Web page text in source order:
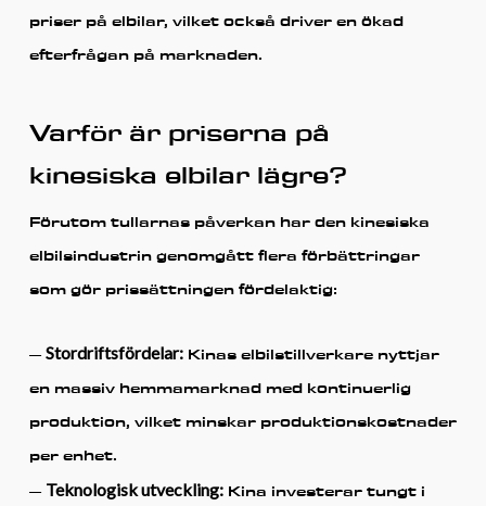
priser på elbilar, vilket också driver en ökad
efterfrågan på marknaden.
Varför är priserna på
kinesiska elbilar lägre?
Förutom tullarnas påverkan har den kinesiska
elbilsindustrin genomgått flera förbättringar
som gör prissättningen fördelaktig:
– Stordriftsfördelar:Kinas elbilstillverkare nyttjar
en massiv hemmamarknad med kontinuerlig
produktion, vilket minskar produktionskostnader
per enhet.
– Teknologisk utveckling:Kina investerar tungt i